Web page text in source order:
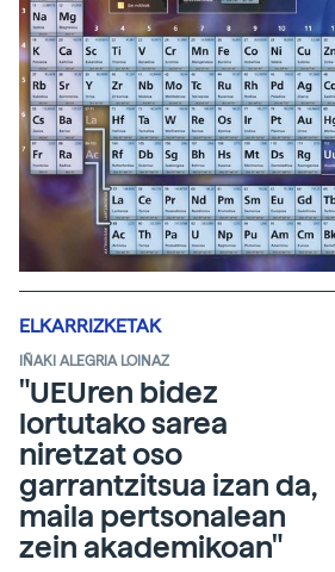
ELKARRIZKETAK
IÑAKI ALEGRIA LOINAZ
"UEUren bidez
lortutako sarea
niretzat oso
garrantzitsua izan da,
maila pertsonalean
zein akademikoan"